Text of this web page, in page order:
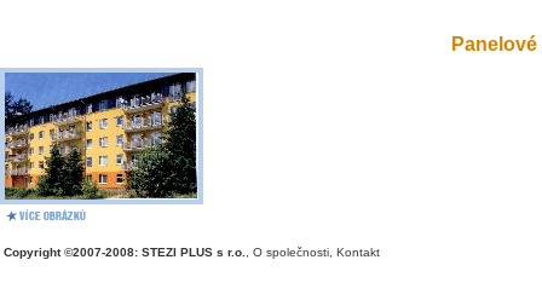
Panelové
Copyright ©2007-2008: STEZI PLUS s r.o. O společnosti Kontakt